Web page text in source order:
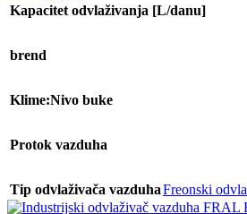
Kapacitet odvlaživanja [L/danu]
brend
Klime:Nivo buke
Protok vazduha
Tip odvlaživača vazduhaFreonski